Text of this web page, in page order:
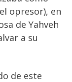
opresor), en
de Yahveh
a su
de este